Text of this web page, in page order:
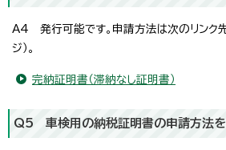
A4 発行可能です。申請方法は次のリンク
ジ）。
完納証明書（滞納なし証明書）
Q5 車検用の納税証明書の申請方法を